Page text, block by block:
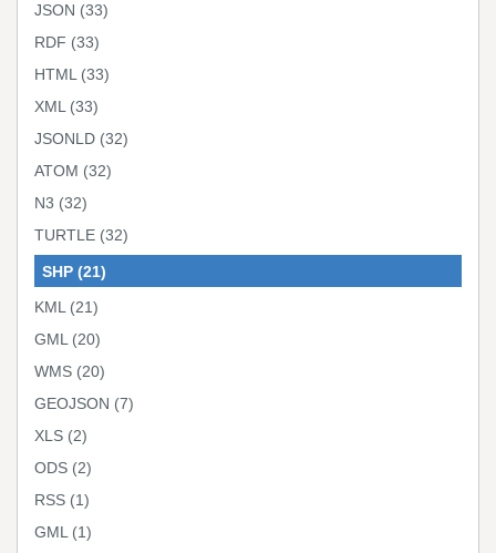
JSON (33)
RDF (33)
HTML (33)
XML (33)
JSONLD (32)
ATOM (32)
N3 (32)
TURTLE (32)
SHP (21)
KML (21)
GML (20)
WMS (20)
GEOJSON (7)
XLS (2)
ODS (2)
RSS (1)
GML (1)